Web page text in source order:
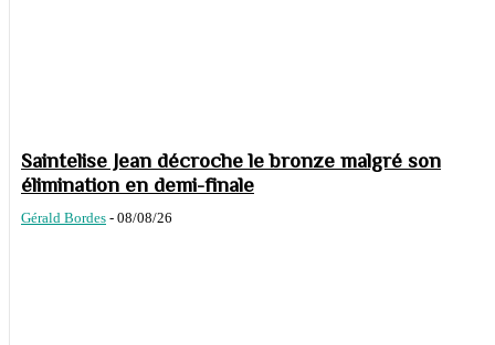
Saintelise Jean décroche le bronze malgré son
élimination en demi-finale
Gérald Bordes - 08/08/26